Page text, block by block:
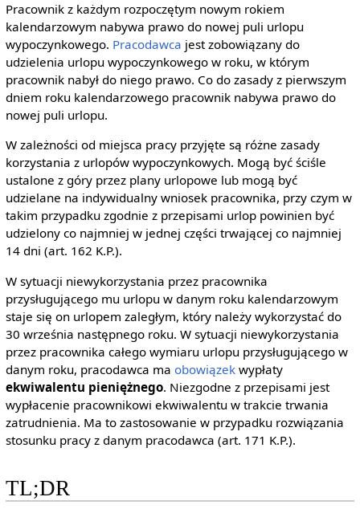
Pracownik z każdym rozpoczętym nowym rokiem
kalendarzowym nabywa prawo do nowej puli urlopu
wypoczynkowego. Pracodawca jest zobowiązany do
udzielenia urlopu wypoczynkowego w roku, w którym
pracownik nabył do niego prawo. Co do zasady z pierwszym
dniem roku kalendarzowego pracownik nabywa prawo do
nowej puli urlopu.
W zależności od miejsca pracy przyjęte są różne zasady
korzystania z urlopów wypoczynkowych. Mogą być ściśle
ustalone z góry przez plany urlopowe lub mogą być
udzielane na indywidualny wniosek pracownika, przy czym w
takim przypadku zgodnie z przepisami urlop powinien być
udzielony co najmniej w jednej części trwającej co najmniej
14 dni (art. 162 K.P.).
W sytuacji niewykorzystania przez pracownika
przysługującego mu urlopu w danym roku kalendarzowym
staje się on urlopem zaległym, który należy wykorzystać do
30 września następnego roku. W sytuacji niewykorzystania
przez pracownika całego wymiaru urlopu przysługującego w
danym roku, pracodawca ma obowiązekwypłaty
ekwiwalentu pieniężnego. Niezgodne z przepisami jest
wypłacenie pracownikowi ekwiwalentu w trakcie trwania
zatrudnienia. Ma to zastosowanie w przypadku rozwiązania
stosunku pracy z danym pracodawca (art. 171 K.P.).
TL;DR